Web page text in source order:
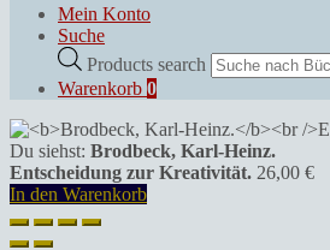
Mein Konto
Suche
Products search
Warenkorb 0
Du siehst: Brodbeck, Karl-Heinz.
Entscheidung zur Kreativität. 26,00 €
In den Warenkorb